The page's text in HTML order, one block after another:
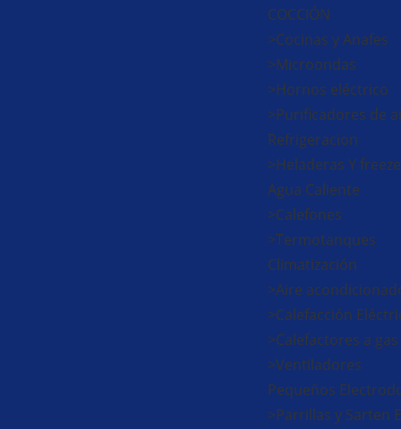
COCCIÓN
>Cocinas y Anafes
>Microondas
>Hornos eléctrico
>Purificadores de
Refrigeracion
>Heladeras Y
Agua Caliente
>Calefones
>Termotanques
Climatización
>Aire
>Calefacción
>Calefactores a gas
>Ventiladores
Pequeños
>Parrillas y Sarten